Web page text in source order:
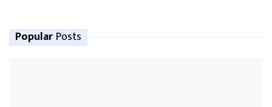
Popular Posts